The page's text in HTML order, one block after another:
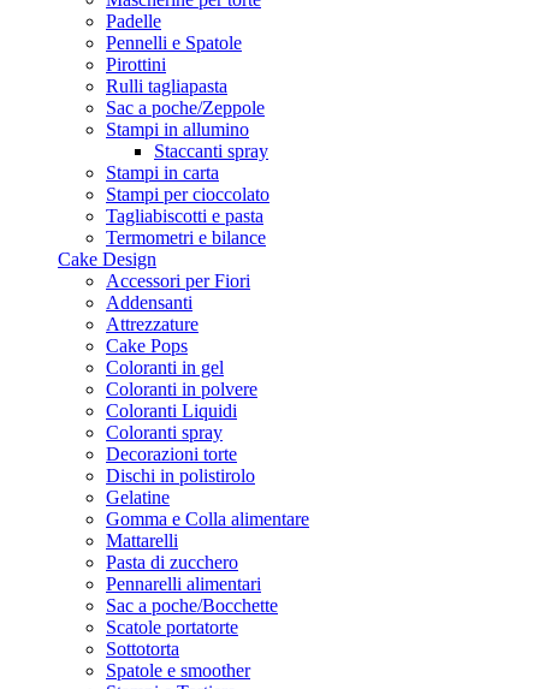
Padelle
Pennelli e Spatole
Pirottini
Rulli tagliapasta
Sac a poche/Zeppole
Stampi in allumino
Staccanti spray
Stampi in carta
Stampi per cioccolato
Tagliabiscotti e pasta
Termometri e bilance
Cake Design
Accessori per Fiori
Addensanti
Attrezzature
Cake Pops
Coloranti in gel
Coloranti in polvere
Coloranti Liquidi
Coloranti spray
Decorazioni torte
Dischi in polistirolo
Gelatine
Gomma e Colla alimentare
Mattarelli
Pasta di zucchero
Pennarelli alimentari
Sac a poche/Bocchette
Scatole portatorte
Sottotorta
Spatole e smoother